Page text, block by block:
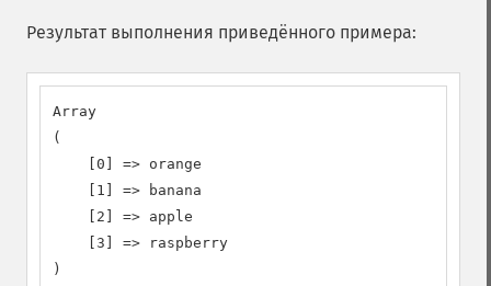
Результат выполнения приведённого примера:
Array
(
    [0] => orange
    [1] => banana
    [2] => apple
    [3] => raspberry
)